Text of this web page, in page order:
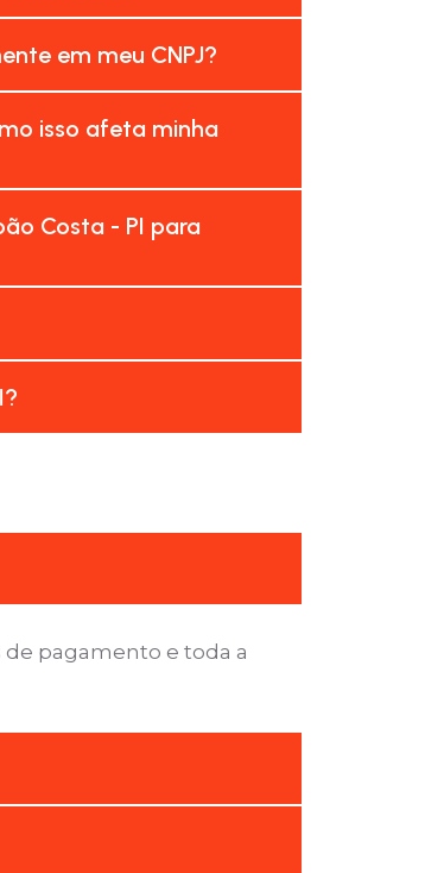
em meu CNPJ?
isso afeta minha
Costa - PI para
pagamento e toda a